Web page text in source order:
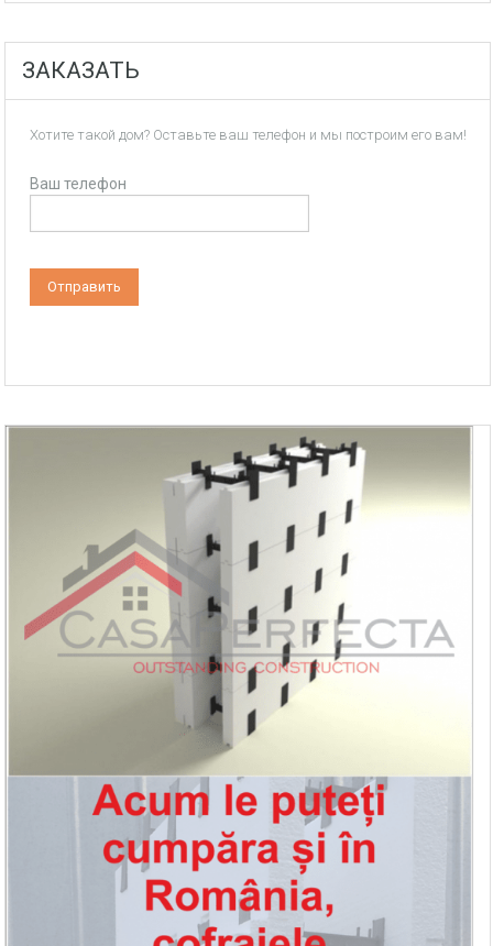
ЗАКАЗАТЬ
Хотите такой дом? Оставьте ваш телефон и мы построим его вам!
Ваш телефон